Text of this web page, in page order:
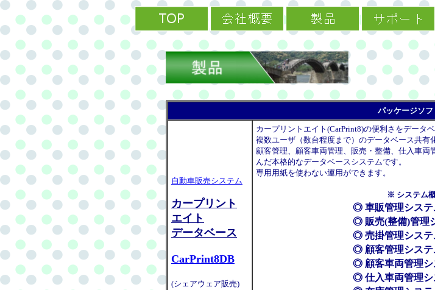
パッケージソフ
自動車販売システム
カープリント
エイト
データベース
CarPrint8DB
(シェアウェア販売)
カープリントエイト(CarPrint8)の便利さをデータ
複数ユーザ（数台程度まで）のデータベース共有
顧客管理、顧客車両管理、販売・整備、仕入車両
んだ本格的なデータベースシステムです。
専用用紙を使わない運用ができます。
※ システム
◎ 車販管理システ
◎ 販売(整備)管理
◎ 売掛管理システ
◎ 顧客管理システ
◎ 顧客車両管理シ
◎ 仕入車両管理シ